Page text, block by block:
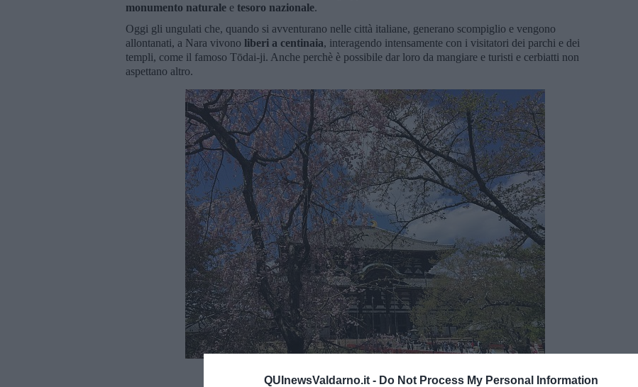
QUInewsValdarno.it - Do Not Process My Personal Information
monumento naturale e tesoro nazionale.
Oggi gli ungulati che, quando si avventurano nelle città italiane, generano scompiglio e vengono
allontanati, a Nara vivono liberi a centinaia, interagendo intensamente con i visitatori dei parchi e dei
templi, come il famoso Tōdai-ji. Anche perchè è possibile dar loro da mangiare e turisti e cerbiatti non
aspettano altro.
Il tempio Tōdai-ji - Foto Blue Lama